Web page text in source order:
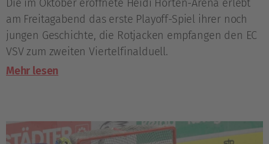
Die im Oktober eröffnete Heidi Horten-Arena erlebt
am Freitagabend das erste Playoff-Spiel ihrer noch
jungen Geschichte, die Rotjacken empfangen den EC
VSV zum zweiten Viertelfinalduell.
Mehr lesen